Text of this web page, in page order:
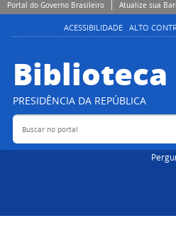
Portal do Governo Brasileiro Atualize sua
ACESSIBILIDADE ALTO
Biblioteca
PRESIDÊNCIA DA REPÚBLICA
Buscar no portal